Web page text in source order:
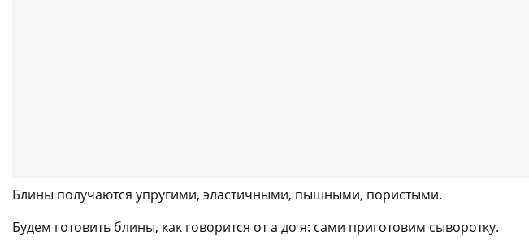
Блины получаются упругими, эластичными, пышными, пористыми.
Будем готовить блины, как говорится от а до я: сами приготовим сыворотку.